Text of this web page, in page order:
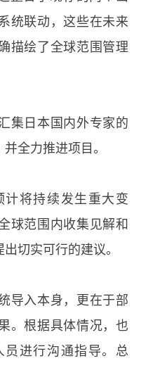
统联动，这些在未来
描绘了全球范围管理
集日本国内外专家的
全力推进项目。
将持续发生重大变
球范围内收集见解和
切实可行的建议。
导入本身，更在于部
。根据具体情况，也
进行沟通指导。总